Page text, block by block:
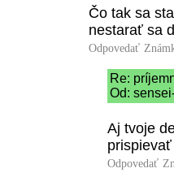
Čo tak sa
nestarať sa
Odpovedať
Re:
Od:
Aj tvoje
Odpovedať